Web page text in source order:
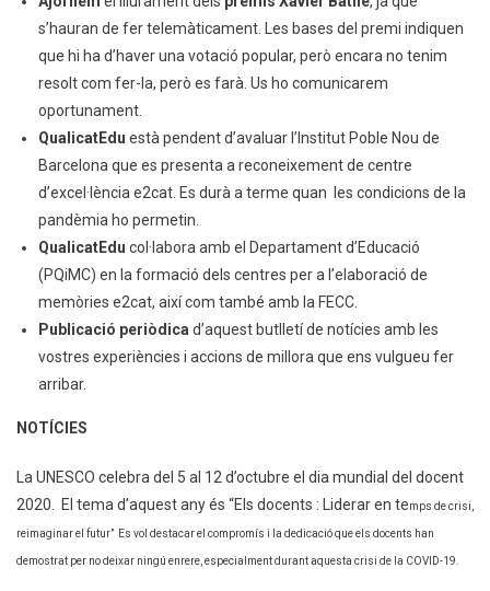
s’hauran de fer telemàticament. Les bases del premi indiquen
que hi ha d’haver una votació popular, però encara no tenim
resolt com fer-la, però es farà. Us ho comunicarem
oportunament.
QualicatEdu està pendent d’avaluar l’Institut Poble Nou de
Barcelona que es presenta a reconeixement de centre
d’excel·lència e2cat. Es durà a terme quan les condicions de la
pandèmia ho permetin.
QualicatEdu col·labora amb el Departament d’Educació
(PQiMC) en la formació dels centres per a l’elaboració de
memòries e2cat, així com també amb la FECC.
Publicació periòdica d’aquest butlletí de notícies amb les
vostres experiències i accions de millora que ens vulgueu fer
arribar.
NOTÍCIES
La UNESCO celebra del 5 al 12 d’octubre el dia mundial del docent
2020. El tema d’aquest any és “Els docents : Liderar en temps de crisi,
reimaginar el futur” Es vol destacar el compromís i la dedicació que els docents han
demostrat per no deixar ningú enrere, especialment durant aquesta crisi de la COVID-19.